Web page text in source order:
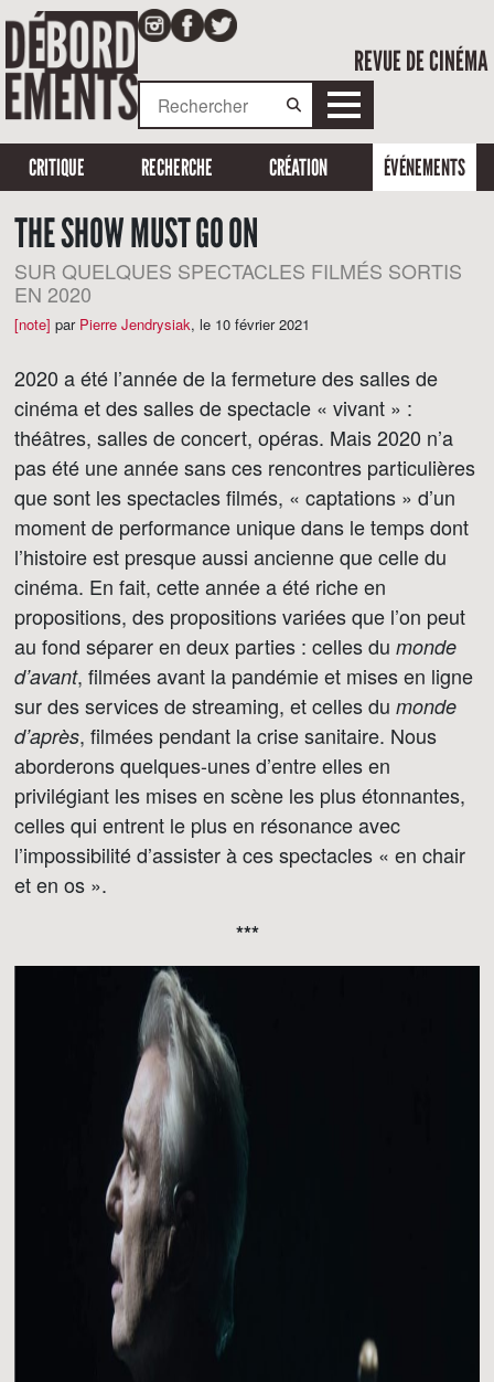
REVUE DE CINÉMA
CRITIQUE RECHERCHE CRÉATION ÉVÉNEMENTS
THE SHOW MUST GO ON
SUR QUELQUES SPECTACLES FILMÉS SORTIS
EN 2020
[note] par Pierre Jendrysiak, le 10 février 2021
2020 a été l’année de la fermeture des salles de
cinéma et des salles de spectacle « vivant » :
théâtres, salles de concert, opéras. Mais 2020 n’a
pas été une année sans ces rencontres particulières
que sont les spectacles filmés, « captations » d’un
moment de performance unique dans le temps dont
l’histoire est presque aussi ancienne que celle du
cinéma. En fait, cette année a été riche en
propositions, des propositions variées que l’on peut
au fond séparer en deux parties : celles du monde
d’avant, filmées avant la pandémie et mises en ligne
sur des services de streaming, et celles du monde
d’après, filmées pendant la crise sanitaire. Nous
aborderons quelques-unes d’entre elles en
privilégiant les mises en scène les plus étonnantes,
celles qui entrent le plus en résonance avec
l’impossibilité d’assister à ces spectacles « en chair
et en os ».
***